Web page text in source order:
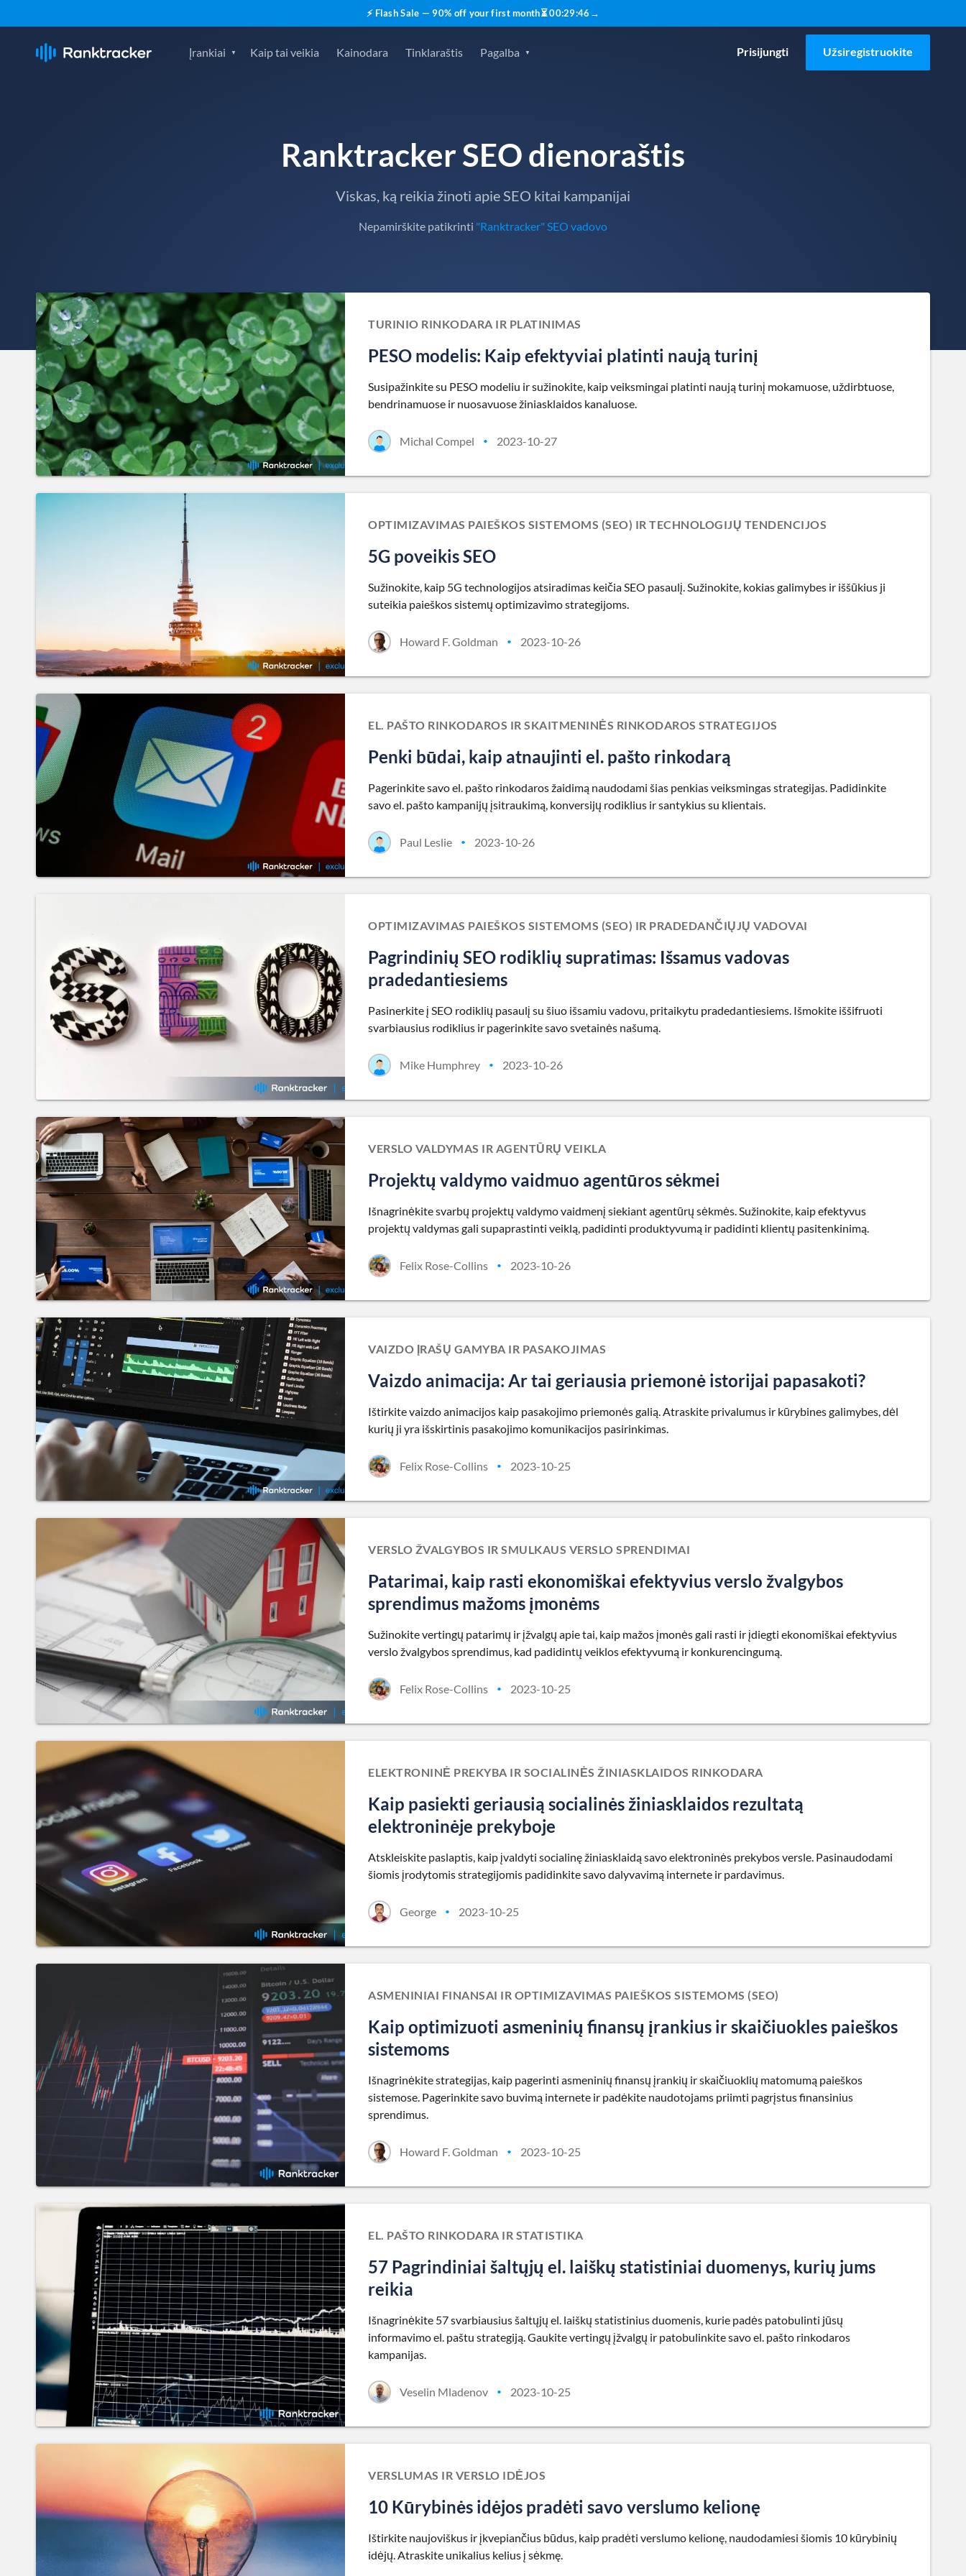
⚡ Flash Sale — 90% off your first month⏳00:29:45 →
Įrankiai Kaip tai veikia Kainodara Tinklaraštis Pagalba Prisijungti Užsiregistruokite
Ranktracker SEO dienoraštis
Viskas, ką reikia žinoti apie SEO kitai kampanijai
Nepamirškite patikrinti "Ranktracker" SEO vadovo
TURINIO RINKODARA IR PLATINIMAS
PESO modelis: Kaip efektyviai platinti naują turinį
Susipažinkite su PESO modeliu ir sužinokite, kaip veiksmingai platinti naują turinį mokamuose, uždirbtuose,
bendrinamuose ir nuosavuose žiniasklaidos kanaluose.
Michal Compel • 2023-10-27
OPTIMIZAVIMAS PAIEŠKOS SISTEMOMS (SEO) IR TECHNOLOGIJŲ TENDENCIJOS
5G poveikis SEO
Sužinokite, kaip 5G technologijos atsiradimas keičia SEO pasaulį. Sužinokite, kokias galimybes ir iššūkius ji
suteikia paieškos sistemų optimizavimo strategijoms.
Howard F. Goldman • 2023-10-26
EL. PAŠTO RINKODAROS IR SKAITMENINĖS RINKODAROS STRATEGIJOS
Penki būdai, kaip atnaujinti el. pašto rinkodarą
Pagerinkite savo el. pašto rinkodaros žaidimą naudodami šias penkias veiksmingas strategijas. Padidinkite
savo el. pašto kampanijų įsitraukimą, konversijų rodiklius ir santykius su klientais.
Paul Leslie • 2023-10-26
OPTIMIZAVIMAS PAIEŠKOS SISTEMOMS (SEO) IR PRADEDANČIŲJŲ VADOVAI
Pagrindinių SEO rodiklių supratimas: Išsamus vadovas
pradedantiesiems
Pasinerkite į SEO rodiklių pasaulį su šiuo išsamiu vadovu, pritaikytu pradedantiesiems. Išmokite iššifruoti
svarbiausius rodiklius ir pagerinkite savo svetainės našumą.
Mike Humphrey • 2023-10-26
VERSLO VALDYMAS IR AGENTŪRŲ VEIKLA
Projektų valdymo vaidmuo agentūros sėkmei
Išnagrinėkite svarbų projektų valdymo vaidmenį siekiant agentūrų sėkmės. Sužinokite, kaip efektyvus
projektų valdymas gali supaprastinti veiklą, padidinti produktyvumą ir padidinti klientų pasitenkinimą.
Felix Rose-Collins • 2023-10-26
VAIZDO ĮRAŠŲ GAMYBA IR PASAKOJIMAS
Vaizdo animacija: Ar tai geriausia priemonė istorijai papasakoti?
Ištirkite vaizdo animacijos kaip pasakojimo priemonės galią. Atraskite privalumus ir kūrybines galimybes, dėl
kurių ji yra išskirtinis pasakojimo komunikacijos pasirinkimas.
Felix Rose-Collins • 2023-10-25
VERSLO ŽVALGYBOS IR SMULKAUS VERSLO SPRENDIMAI
Patarimai, kaip rasti ekonomiškai efektyvius verslo žvalgybos
sprendimus mažoms įmonėms
Sužinokite vertingų patarimų ir įžvalgų apie tai, kaip mažos įmonės gali rasti ir įdiegti ekonomiškai efektyvius
verslo žvalgybos sprendimus, kad padidintų veiklos efektyvumą ir konkurencingumą.
Felix Rose-Collins • 2023-10-25
ELEKTRONINĖ PREKYBA IR SOCIALINĖS ŽINIASKLAIDOS RINKODARA
Kaip pasiekti geriausią socialinės žiniasklaidos rezultatą
elektroninėje prekyboje
Atskleiskite paslaptis, kaip įvaldyti socialinę žiniasklaidą savo elektroninės prekybos versle. Pasinaudodami
šiomis įrodytomis strategijomis padidinkite savo dalyvavimą internete ir pardavimus.
George • 2023-10-25
ASMENINIAI FINANSAI IR OPTIMIZAVIMAS PAIEŠKOS SISTEMOMS (SEO)
Kaip optimizuoti asmeninių finansų įrankius ir skaičiuokles paieškos
sistemoms
Išnagrinėkite strategijas, kaip pagerinti asmeninių finansų įrankių ir skaičiuoklių matomumą paieškos
sistemose. Pagerinkite savo buvimą internete ir padėkite naudotojams priimti pagrįstus finansinius
sprendimus.
Howard F. Goldman • 2023-10-25
EL. PAŠTO RINKODARA IR STATISTIKA
57 Pagrindiniai šaltųjų el. laiškų statistiniai duomenys, kurių jums
reikia
Išnagrinėkite 57 svarbiausius šaltųjų el. laiškų statistinius duomenis, kurie padės patobulinti jūsų
informavimo el. paštu strategiją. Gaukite vertingų įžvalgų ir patobulinkite savo el. pašto rinkodaros
kampanijas.
Veselin Mladenov • 2023-10-25
VERSLUMAS IR VERSLO IDĖJOS
10 Kūrybinės idėjos pradėti savo verslumo kelionę
Ištirkite naujoviškus ir įkvepiančius būdus, kaip pradėti verslumo kelionę, naudodamiesi šiomis 10 kūrybinių
idėjų. Atraskite unikalius kelius į sėkmę.